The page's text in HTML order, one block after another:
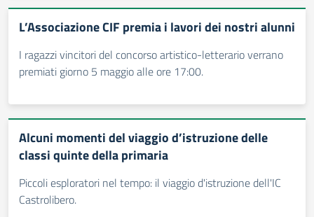
L’Associazione CIF premia i lavori dei nostri alunni
I ragazzi vincitori del concorso artistico-letterario verrano
premiati giorno 5 maggio alle ore 17:00.
Alcuni momenti del viaggio d’istruzione delle
classi quinte della primaria
Piccoli esploratori nel tempo: il viaggio d'istruzione dell'IC
Castrolibero.